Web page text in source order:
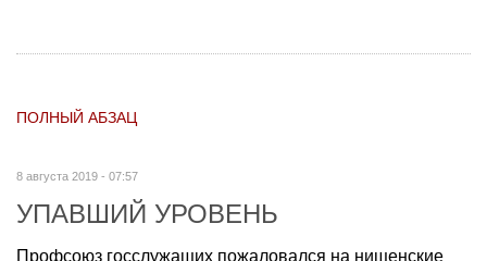
ПОЛНЫЙ АБЗАЦ
8 августа 2019 - 07:57
УПАВШИЙ УРОВЕНЬ
Профсоюз госслужащих пожаловался на нищенские